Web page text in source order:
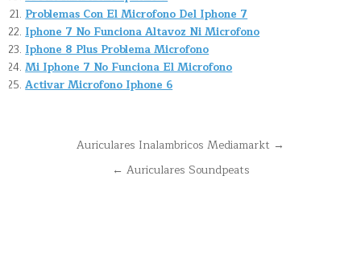
Problemas Con El Microfono Del Iphone 7
Iphone 7 No Funciona Altavoz Ni Microfono
Iphone 8 Plus Problema Microfono
Mi Iphone 7 No Funciona El Microfono
Activar Microfono Iphone 6
Navegación
Auriculares Inalambricos Mediamarkt →
← Auriculares Soundpeats